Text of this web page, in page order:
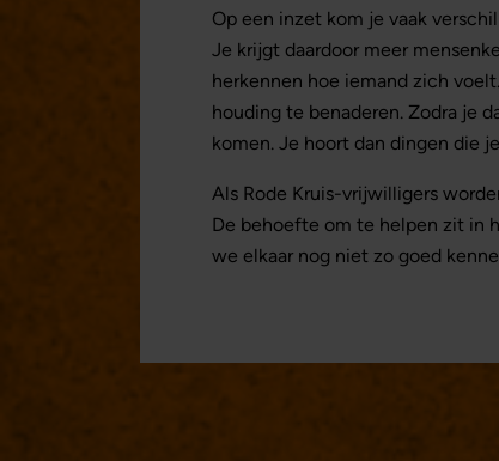
Op een inzet kom je vaak
Je krijgt daardoor meer
herkennen hoe iemand zich
houding te benaderen. Zodra je
komen. Je hoort dan dingen die
Als Rode Kruis-vrijwilligers
De behoefte om te helpen zit in
we elkaar nog niet zo goed